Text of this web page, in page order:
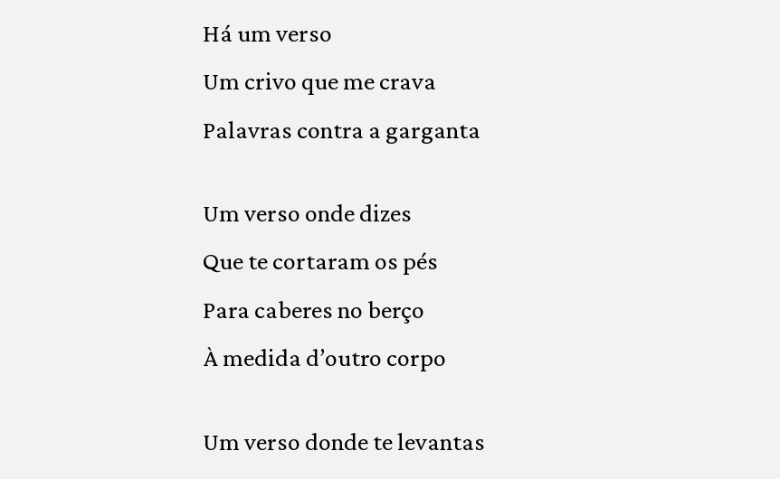
Há um verso
Um crivo que me crava
Palavras contra a garganta
Um verso onde dizes
Que te cortaram os pés
Para caberes no berço
À medida d’outro corpo
Um verso donde te levantas